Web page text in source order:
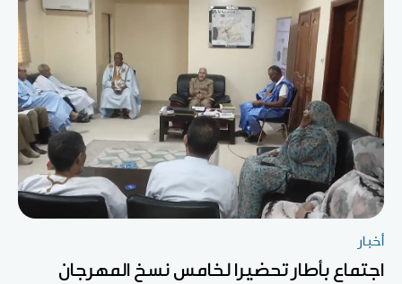
أخبار
اجتماع بأطار تحضيرا لخامس نسخ المهرجان